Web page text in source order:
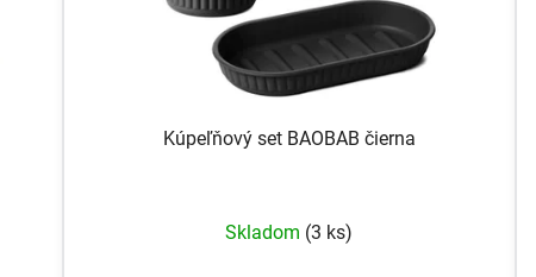
Kúpeľňový set BAOBAB čierna
Skladom (3 ks)